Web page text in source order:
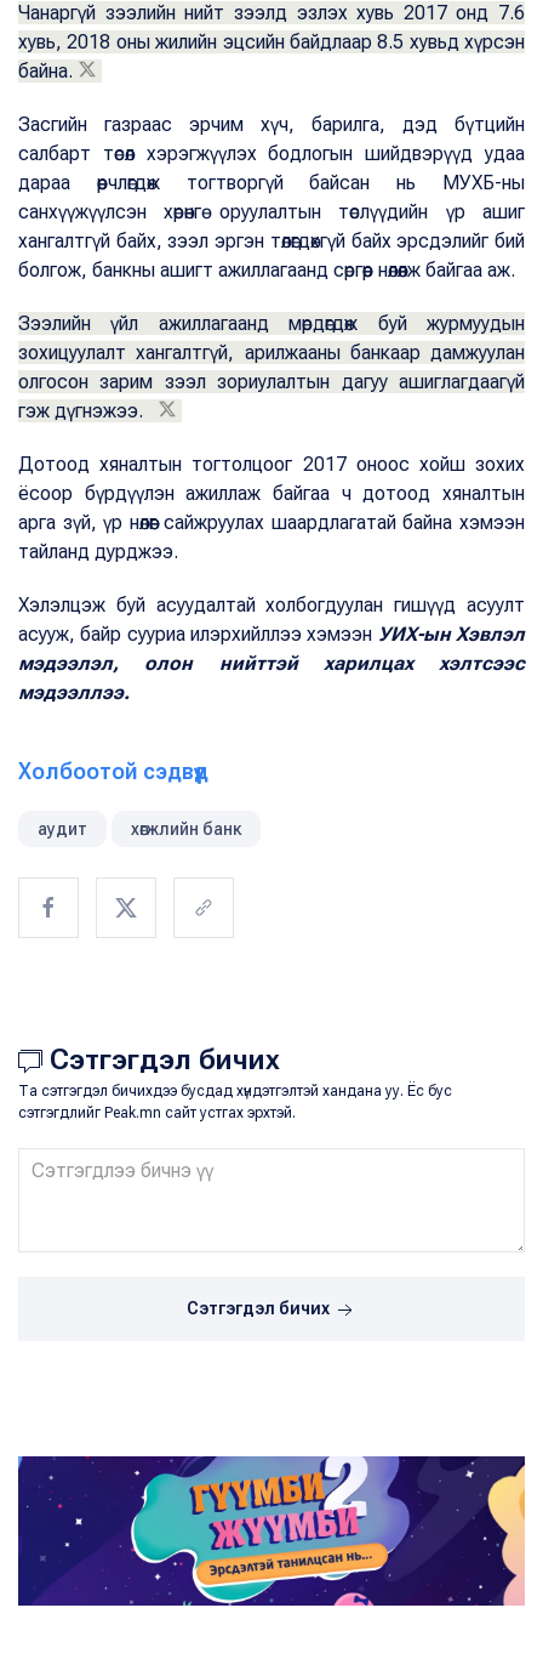
Чанаргүй зээлийн нийт зээлд эзлэх хувь 2017 онд 7.6
хувь, 2018 оны жилийн эцсийн байдлаар 8.5 хувьд хүрсэн
байна.
Засгийн газраас эрчим хүч, барилга, дэд бүтцийн
салбарт төсөл хэрэгжүүлэх бодлогын шийдвэрүүд удаа
дараа өөрчлөгдөж тогтворгүй байсан нь МУХБ-ны
санхүүжүүлсэн хөрөнгө оруулалтын төслүүдийн үр ашиг
хангалтгүй байх, зээл эргэн төлөгдөхгүй байх эрсдэлийг бий
болгож, банкны ашигт ажиллагаанд сөргөөр нөлөөлж байгаа аж.
Зээлийн үйл ажиллагаанд мөрдөгдөж буй журмуудын
зохицуулалт хангалтгүй, арилжааны банкаар дамжуулан
олгосон зарим зээл зориулалтын дагуу ашиглагдаагүй
гэж дүгнэжээ.
Дотоод хяналтын тогтолцоог 2017 оноос хойш зохих
ёсоор бүрдүүлэн ажиллаж байгаа ч дотоод хяналтын
арга зүй, үр нөлөөг сайжруулах шаардлагатай байна хэмээн
тайланд дурджээ.
Хэлэлцэж буй асуудалтай холбогдуулан гишүүд асуулт
асууж, байр сууриа илэрхийллээ хэмээн УИХ-ын Хэвлэл
мэдээлэл, олон нийттэй харилцах хэлтсээс
мэдээллээ.
Холбоотой сэдвүүд
аудит хөгжлийн банк
Сэтгэгдэл бичих
Та сэтгэгдэл бичихдээ бусдад хүндэтгэлтэй хандана уу. Ёс бус
сэтгэгдлийг Peak.mn сайт устгах эрхтэй.
Сэтгэгдэл бичих